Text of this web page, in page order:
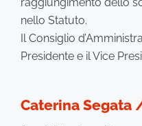
nello Statuto.
Il Consiglio
Presidente e il Vice
Caterina Segata